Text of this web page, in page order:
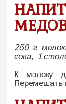
250 г
сока, 1
К молоку
Перемешать